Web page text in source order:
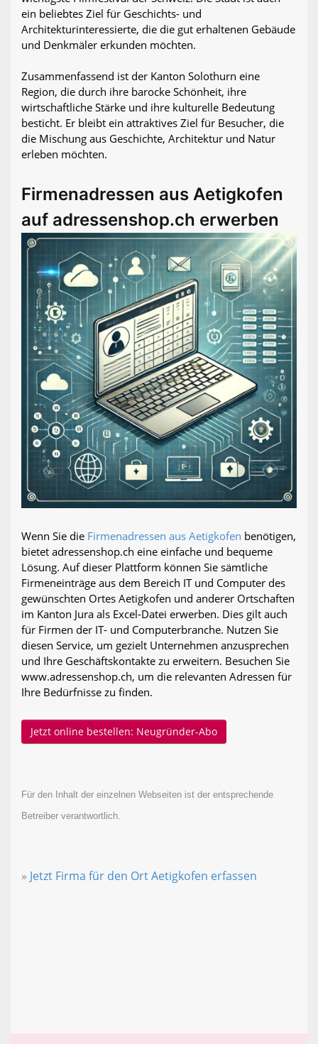
ein beliebtes Ziel für Geschichts- und
Architekturinteressierte, die die gut erhaltenen Gebäude
und Denkmäler erkunden möchten.
Zusammenfassend ist der Kanton Solothurn eine
Region, die durch ihre barocke Schönheit, ihre
wirtschaftliche Stärke und ihre kulturelle Bedeutung
besticht. Er bleibt ein attraktives Ziel für Besucher, die
die Mischung aus Geschichte, Architektur und Natur
erleben möchten.
Firmenadressen aus Aetigkofen
auf adressenshop.ch erwerben
Wenn Sie die Firmenadressen aus Aetigkofen benötigen,
bietet adressenshop.ch eine einfache und bequeme
Lösung. Auf dieser Plattform können Sie sämtliche
Firmeneinträge aus dem Bereich IT und Computer des
gewünschten Ortes Aetigkofen und anderer Ortschaften
im Kanton Jura als Excel-Datei erwerben. Dies gilt auch
für Firmen der IT- und Computerbranche. Nutzen Sie
diesen Service, um gezielt Unternehmen anzusprechen
und Ihre Geschäftskontakte zu erweitern. Besuchen Sie
www.adressenshop.ch, um die relevanten Adressen für
Ihre Bedürfnisse zu finden.
Jetzt online bestellen: Neugründer-Abo
Für den Inhalt der einzelnen Webseiten ist der entsprechende
Betreiber verantwortlich.
» Jetzt Firma für den Ort Aetigkofen erfassen